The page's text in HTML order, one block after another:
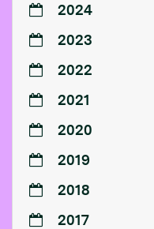
2024
2023
2022
2021
2020
2019
2018
2017